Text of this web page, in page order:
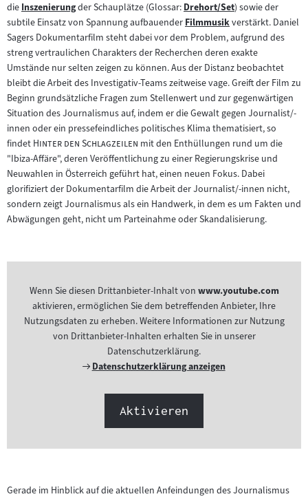
dieZum
Inhalt:
Inszenierungder Schauplätze (Glossar:Zum
Inhalt:
Drehort/Set) sowie der
subtile Einsatz von Spannung aufbauenderZum
Inhalt:
Filmmusikverstärkt. Daniel
Sagers Dokumentarfilm steht dabei vor dem Problem, aufgrund des
streng vertraulichen Charakters der Recherchen deren exakte
Umstände nur selten zeigen zu können. Aus der Distanz beobachtet
bleibt die Arbeit des Investigativ-Teams zeitweise vage. Greift der Film zu
Beginn grundsätzliche Fragen zum Stellenwert und zur gegenwärtigen
Situation des Journalismus auf, indem er die Gewalt gegen Journalist/-
innen oder ein pressefeindliches politisches Klima thematisiert, so
findet "Hinter den Schlagzeilen "mit den Enthüllungen rund um die
"Ibiza-Affäre", deren Veröffentlichung zu einer Regierungskrise und
Neuwahlen in Österreich geführt hat, einen neuen Fokus. Dabei
glorifiziert der Dokumentarfilm die Arbeit der Journalist/-innen nicht,
sondern zeigt Journalismus als ein Handwerk, in dem es um Fakten und
Abwägungen geht, nicht um Parteinahme oder Skandalisierung.
Wenn Sie diesen Drittanbieter-Inhalt von www.youtube.com
aktivieren, ermöglichen Sie dem betreffenden Anbieter, Ihre
Nutzungsdaten zu erheben. Weitere Informationen zur Nutzung
von Drittanbieter-Inhalten erhalten Sie in unserer
Datenschutzerklärung.
Externer
Datenschutzerklärung anzeigen
Aktivieren
Gerade im Hinblick auf die aktuellen Anfeindungen des Journalismus